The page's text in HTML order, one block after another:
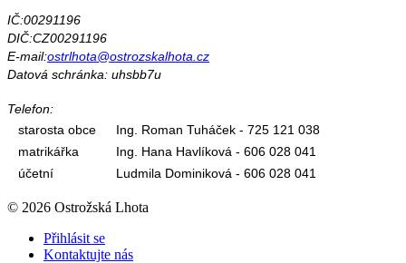
IČ:00291196
DIČ:CZ00291196
E-mail:ostrlhota@ostrozskalhota.cz
Datová schránka: uhsbb7u
Telefon:
starosta obce
Ing. Roman Tuháček - 725 121 038
matrikářka
Ing. Hana Havlíková - 606 028 041
účetní
Ludmila Dominiková - 606 028 041
© 2026 Ostrožská Lhota
Přihlásit se
Kontaktujte nás